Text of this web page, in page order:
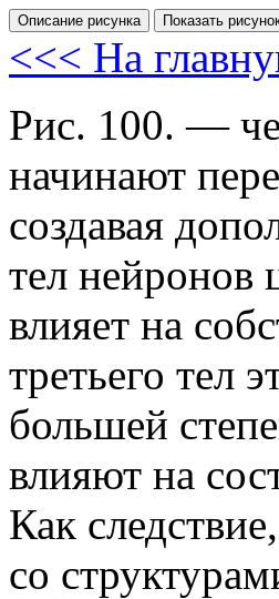
Описание рисунка Показать
<<< На
Рис. 100. —
начинают
создавая
тел нейронов
влияет на
третьего тел
большей
влияют на
Как
со